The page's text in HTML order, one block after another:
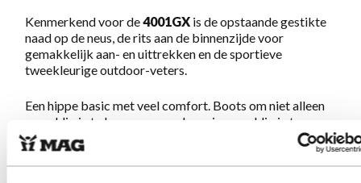
Kenmerkend voor de4001GX is de opstaande gestikte
naad op de neus, de rits aan de binnenzijde voor
gemakkelijk aan- en uittrekken en de sportieve
tweekleurige outdoor-veters.
Een hippe basic met veel comfort. Boots om niet alleen
geweldig in te lopen maar ook om je geweldig in te
voelen. De stevige Megamok zool, het zachte voetbed
en de gewatteerde tong zorgen ervoor dat je eindeloos
kunt lopen.Eenmaal aan, nooit meer uit!